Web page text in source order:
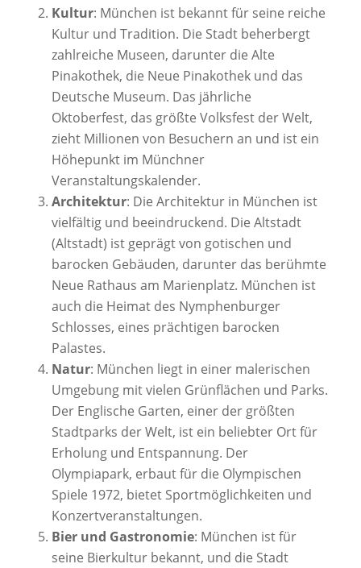
Kultur: München ist bekannt für seine reiche
Kultur und Tradition. Die Stadt beherbergt
zahlreiche Museen, darunter die Alte
Pinakothek, die Neue Pinakothek und das
Deutsche Museum. Das jährliche
Oktoberfest, das größte Volksfest der Welt,
zieht Millionen von Besuchern an und ist ein
Höhepunkt im Münchner
Veranstaltungskalender.
Architektur: Die Architektur in München ist
vielfältig und beeindruckend. Die Altstadt
(Altstadt) ist geprägt von gotischen und
barocken Gebäuden, darunter das berühmte
Neue Rathaus am Marienplatz. München ist
auch die Heimat des Nymphenburger
Schlosses, eines prächtigen barocken
Palastes.
Natur: München liegt in einer malerischen
Umgebung mit vielen Grünflächen und Parks.
Der Englische Garten, einer der größten
Stadtparks der Welt, ist ein beliebter Ort für
Erholung und Entspannung. Der
Olympiapark, erbaut für die Olympischen
Spiele 1972, bietet Sportmöglichkeiten und
Konzertveranstaltungen.
Bier und Gastronomie: München ist für
seine Bierkultur bekannt, und die Stadt